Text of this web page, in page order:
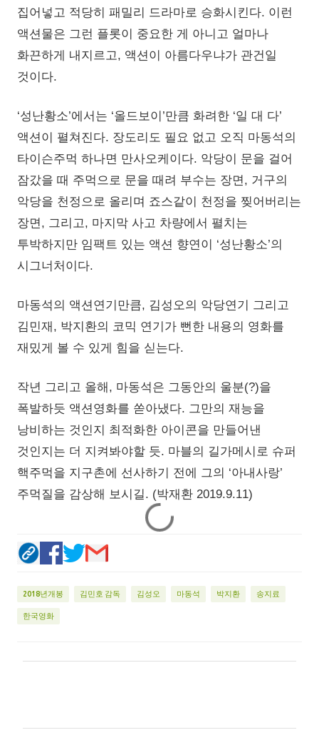
집어넣고 적당히 패밀리 드라마로 승화시킨다. 이런
액션물은 그런 플롯이 중요한 게 아니고 얼마나
화끈하게 내지르고, 액션이 아름다우냐가 관건일
것이다.
‘성난황소’에서는 ‘올드보이’만큼 화려한 ‘일 대 다’
액션이 펼쳐진다. 장도리도 필요 없고 오직 마동석의
타이슨주먹 하나면 만사오케이다. 악당이 문을 걸어
잠갔을 때 주먹으로 문을 때려 부수는 장면, 거구의
악당을 천정으로 올리며 죠스같이 천정을 찢어버리는
장면, 그리고, 마지막 사고 차량에서 펼치는
투박하지만 임팩트 있는 액션 향연이 ‘성난황소’의
시그너처이다.
마동석의 액션연기만큼, 김성오의 악당연기 그리고
김민재, 박지환의 코믹 연기가 뻔한 내용의 영화를
재밌게 볼 수 있게 힘을 싣는다.
작년 그리고 올해, 마동석은 그동안의 울분(?)을
폭발하듯 액션영화를 쏟아냈다. 그만의 재능을
낭비하는 것인지 최적화한 아이콘을 만들어낸
것인지는 더 지켜봐야할 듯. 마블의 길가메시로 슈퍼
핵주먹을 지구촌에 선사하기 전에 그의 ‘아내사랑’
주먹질을 감상해 보시길. (박재환 2019.9.11)
2018년개봉 김민호 감독 김성오 마동석 박지환 송지료
한국영화